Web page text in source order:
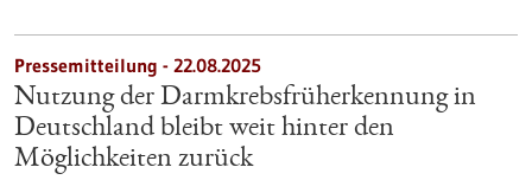
Pressemitteilung - 22.08.2025
Nutzung der Darmkrebsfrüherkennung in
Deutschland bleibt weit hinter den
Möglichkeiten zurück